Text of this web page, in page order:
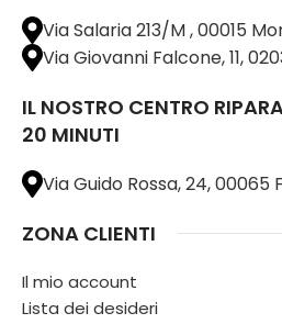
Via Salaria 213/M , 00015
Via Giovanni Falcone, 11,
IL NOSTRO CENTRO
20 MINUTI
Via Guido Rossa, 24, 00065
ZONA CLIENTI
Il mio account
Lista dei desideri